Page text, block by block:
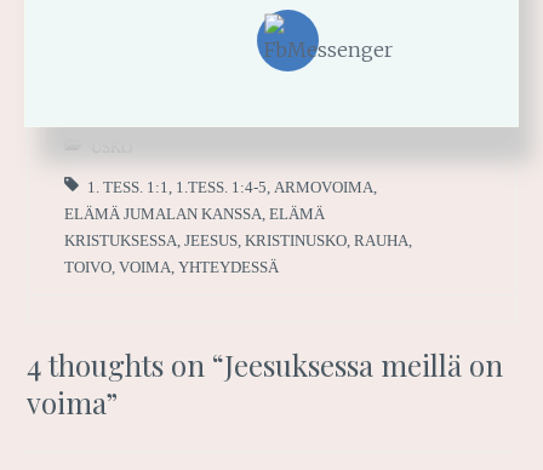
1. TESS. 1:1 1.TESS. 1:4-5 ARMOVOIMA
ELÄMÄ JUMALAN KANSSA ,ELÄMÄ
KRISTUKSESSA ,JEESUS ,KRISTINUSKO ,RAUHA
TOIVO ,VOIMA ,YHTEYDESSÄ
4 thoughts on “Jeesuksessa meillä on
voima”